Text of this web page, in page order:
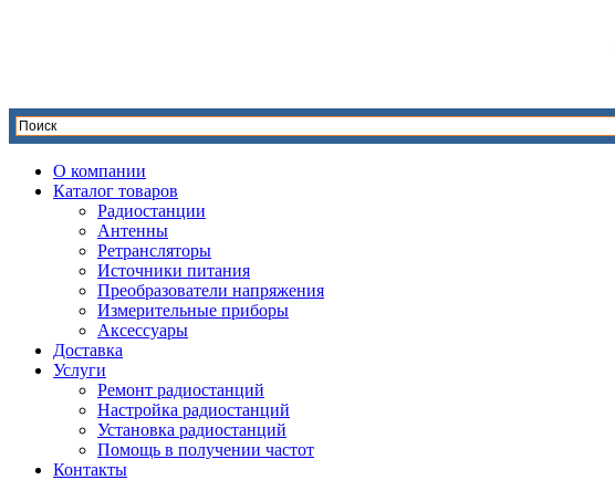
О компании
Каталог товаров
Радиостанции
Антенны
Ретрансляторы
Источники питания
Преобразователи напряжения
Измерительные приборы
Аксессуары
Доставка
Услуги
Ремонт радиостанций
Настройка радиостанций
Установка радиостанций
Помощь в получении частот
Контакты